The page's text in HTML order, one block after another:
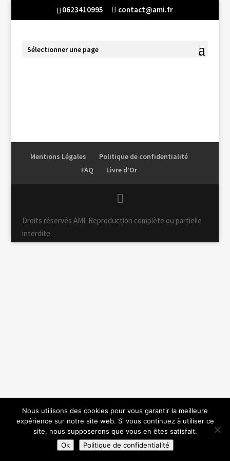
0623410995 contact@ami.fr
Sélectionner une page
Mentions Légales
Politique de confidentialité
FAQ
Livre d’Or
Droits réservés AMI. Reproduction complète ou partielle
interdite.
Nous utilisons des cookies pour vous garantir la meilleure
expérience sur notre site web. Si vous continuez à utiliser ce
site, nous supposerons que vous en êtes satisfait.
Ok
Politique de confidentialité